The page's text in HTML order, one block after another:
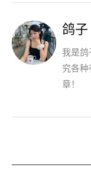
鸽子
我是
究各
章！